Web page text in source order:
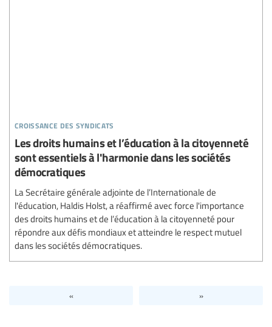
croissance des syndicats
Les droits humains et l’éducation à la citoyenneté
sont essentiels à l'harmonie dans les sociétés
démocratiques
La Secrétaire générale adjointe de l’Internationale de
l'éducation, Haldis Holst, a réaffirmé avec force l'importance
des droits humains et de l’éducation à la citoyenneté pour
répondre aux défis mondiaux et atteindre le respect mutuel
dans les sociétés démocratiques.
« »